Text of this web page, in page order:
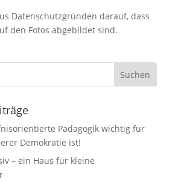
Datenschutzgründen darauf, dass
den Fotos abgebildet sind.
Pädagogik wichtig für
Demokratie ist!
– ein Haus für kleine